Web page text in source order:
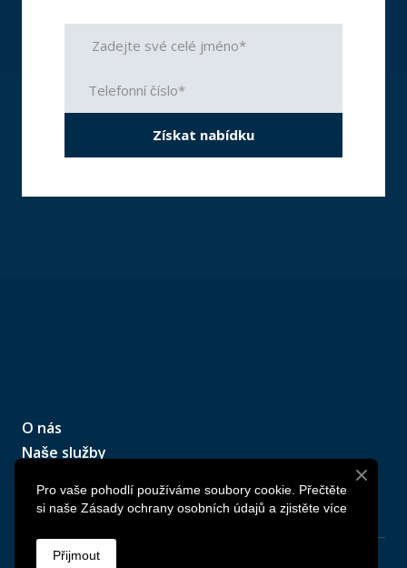
Získat nabídku
O nás
Naše služby
Kontaktujte nás
Pro vaše pohodlí používáme soubory cookie. Přečtěte
si naše Zásady ochrany osobních údajů a zjistěte více
Přijmout